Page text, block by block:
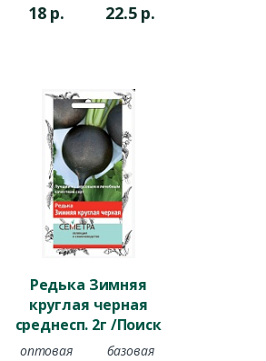
18 р. 22.5 р.
Редька Зимняя
круглая черная
среднесп. 2г /Поиск
оптовая базовая